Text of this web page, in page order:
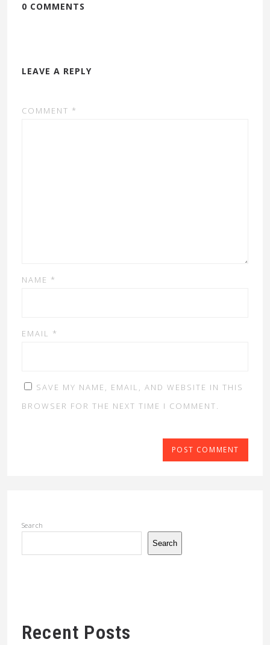
0 COMMENTS
LEAVE A REPLY
COMMENT *
NAME *
EMAIL *
SAVE MY NAME, EMAIL, AND WEBSITE IN THIS
BROWSER FOR THE NEXT TIME I COMMENT.
Search
Search
Recent Posts